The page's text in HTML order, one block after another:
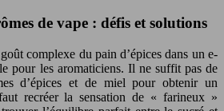
de vape : défis et solutions
complexe du pain d’épices dans un e-
pour les aromaticiens. Il ne suffit pas de
d’épices et de miel pour obtenir un
recréer la sensation de « farineux »